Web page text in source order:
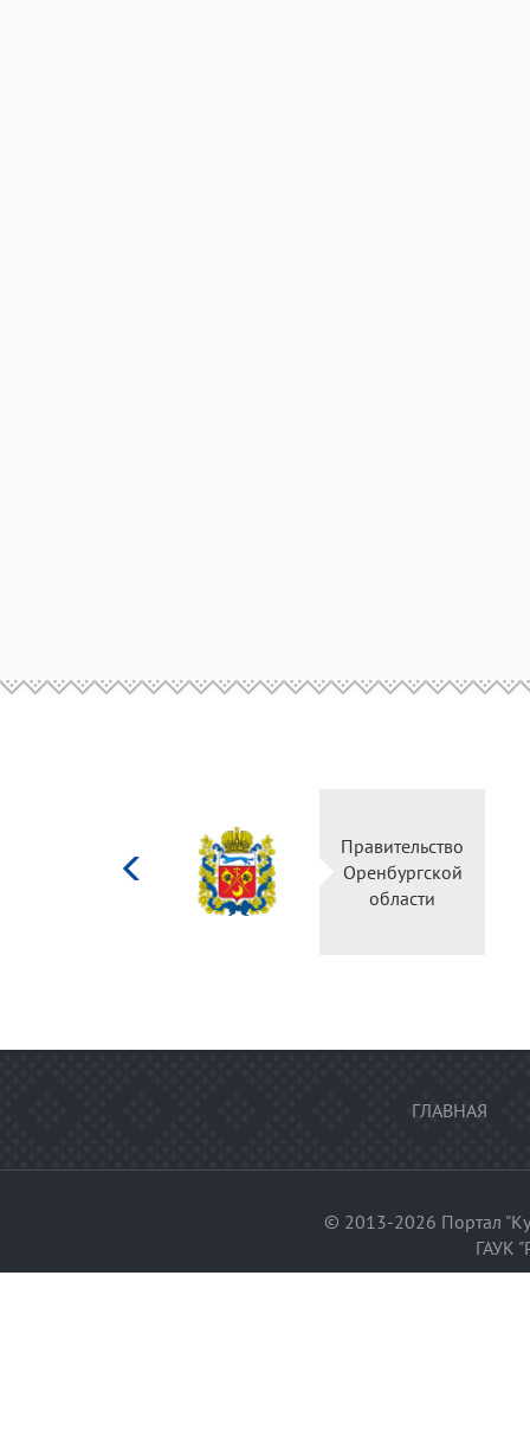
Правительство
Оренбургской
области
ГЛАВНАЯ
© 2013-2026 Портал
ГАУК